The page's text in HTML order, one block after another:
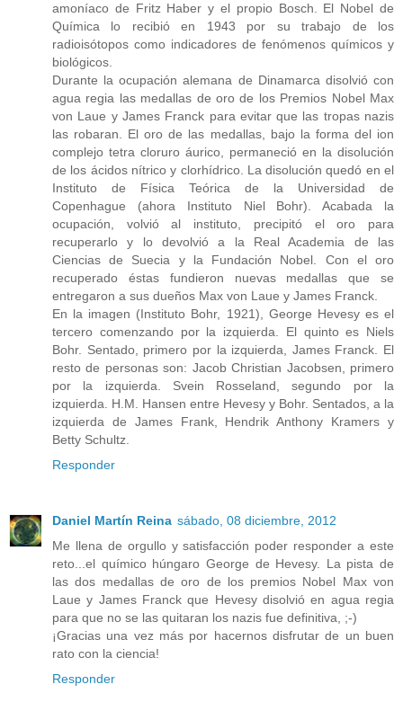
amoníaco de Fritz Haber y el propio Bosch. El Nobel de
Química lo recibió en 1943 por su trabajo de los
radioisótopos como indicadores de fenómenos químicos y
biológicos.
Durante la ocupación alemana de Dinamarca disolvió con
agua regia las medallas de oro de los Premios Nobel Max
von Laue y James Franck para evitar que las tropas nazis
las robaran. El oro de las medallas, bajo la forma del ion
complejo tetra cloruro áurico, permaneció en la disolución
de los ácidos nítrico y clorhídrico. La disolución quedó en el
Instituto de Física Teórica de la Universidad de
Copenhague (ahora Instituto Niel Bohr). Acabada la
ocupación, volvió al instituto, precipitó el oro para
recuperarlo y lo devolvió a la Real Academia de las
Ciencias de Suecia y la Fundación Nobel. Con el oro
recuperado éstas fundieron nuevas medallas que se
entregaron a sus dueños Max von Laue y James Franck.
En la imagen (Instituto Bohr, 1921), George Hevesy es el
tercero comenzando por la izquierda. El quinto es Niels
Bohr. Sentado, primero por la izquierda, James Franck. El
resto de personas son: Jacob Christian Jacobsen, primero
por la izquierda. Svein Rosseland, segundo por la
izquierda. H.M. Hansen entre Hevesy y Bohr. Sentados, a la
izquierda de James Frank, Hendrik Anthony Kramers y
Betty Schultz.
Responder
Daniel Martín Reina sábado, 08 diciembre, 2012
Me llena de orgullo y satisfacción poder responder a este
reto...el químico húngaro George de Hevesy. La pista de
las dos medallas de oro de los premios Nobel Max von
Laue y James Franck que Hevesy disolvió en agua regia
para que no se las quitaran los nazis fue definitiva, ;-)
¡Gracias una vez más por hacernos disfrutar de un buen
rato con la ciencia!
Responder